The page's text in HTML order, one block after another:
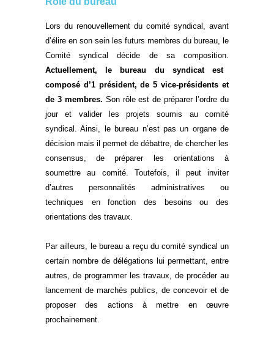
Lors du renouvellement du comité syndical, avant
d’élire en son sein les futurs membres du bureau, le
Comité syndical décide de sa composition.
Actuellement, le bureau du syndicat est
composé d’1 président, de 5 vice-présidents et
de 3 membres. Son rôle est de préparer l’ordre du
jour et valider les projets soumis au comité
syndical. Ainsi, le bureau n’est pas un organe de
décision mais il permet de débattre, de chercher les
consensus, de préparer les orientations à
soumettre au comité. Toutefois, il peut inviter
d’autres personnalités administratives ou
techniques en fonction des besoins ou des
orientations des travaux.
Par ailleurs, le bureau a reçu du comité syndical un
certain nombre de délégations lui permettant, entre
autres, de programmer les travaux, de procéder au
lancement de marchés publics, de concevoir et de
proposer des actions à mettre en œuvre
prochainement.